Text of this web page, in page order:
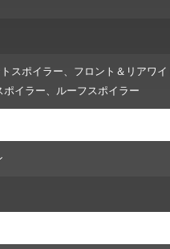
ポイラー、フロント＆リアワ
イラー、ルーフスポイラー